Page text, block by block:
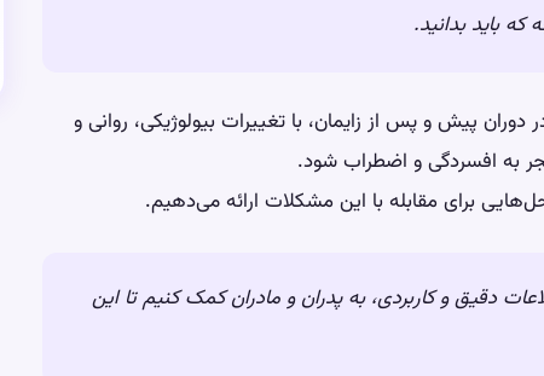
باید بدانید.
پیش و پس از زایمان، با تغییرات بیولوژیکی، روانی و
به افسردگی و اضطراب شود.
برای مقابله با این مشکلات ارائه می‌دهیم.
دقیق و کاربردی، به پدران و مادران کمک کنیم تا این